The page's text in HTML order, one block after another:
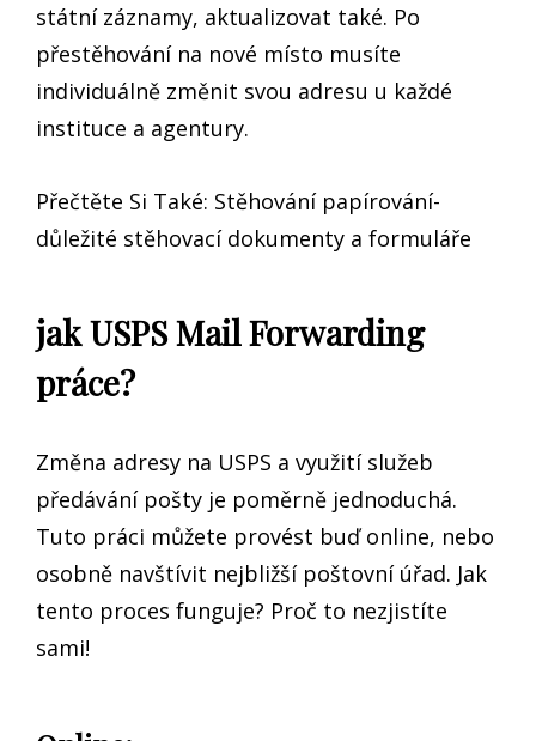
státní záznamy, aktualizovat také. Po
přestěhování na nové místo musíte
individuálně změnit svou adresu u každé
instituce a agentury.
Přečtěte Si Také: Stěhování papírování-
důležité stěhovací dokumenty a formuláře
jak USPS Mail Forwarding
práce?
Změna adresy na USPS a využití služeb
předávání pošty je poměrně jednoduchá.
Tuto práci můžete provést buď online, nebo
osobně navštívit nejbližší poštovní úřad. Jak
tento proces funguje? Proč to nezjistíte
sami!